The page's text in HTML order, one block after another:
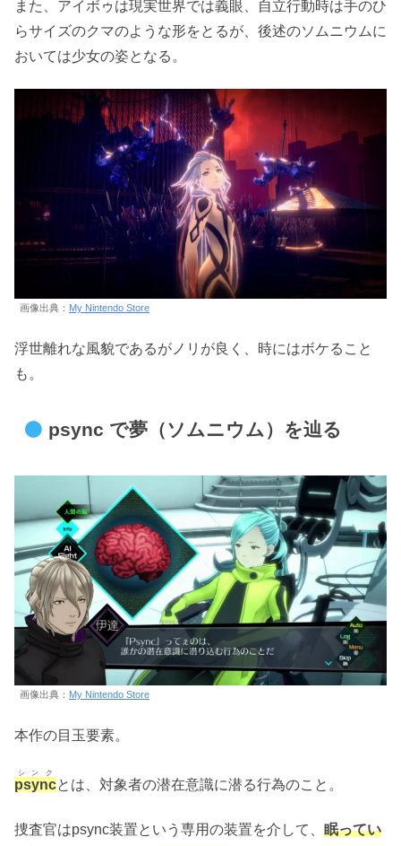
また、アイボゥは現実世界では義眼、自立行動時は手のひ
らサイズのクマのような形をとるが、後述のソムニウムに
おいては少女の姿となる。
画像出典： My Nintendo Store
浮世離れな風貌であるがノリが良く、時にはボケること
も。
psync で夢（ソムニウム）を辿る
画像出典： My Nintendo Store
本作の目玉要素。
psync
シンク
とは、対象者の潜在意識に潜る行為のこと。
捜査官はpsync装置という専用の装置を介して、 眠ってい